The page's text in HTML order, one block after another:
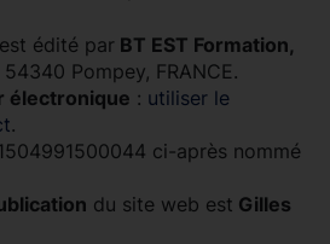
édité par BT EST Formation,
Pompey, FRANCE.
électronique : utiliser le
.
ci-après nommé
du site web est Gilles